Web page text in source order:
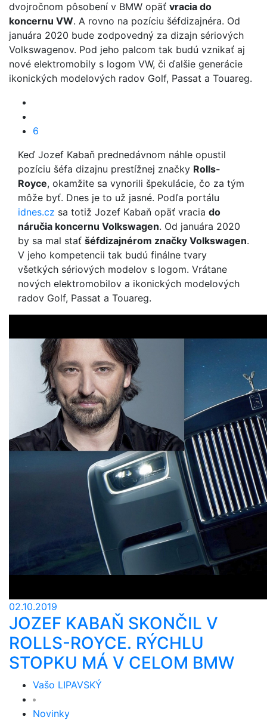
dvojročnom pôsobení v BMW opäť vracia do
koncernu VW. A rovno na pozíciu šéfdizajnéra. Od
januára 2020 bude zodpovedný za dizajn sériových
Volkswagenov. Pod jeho palcom tak budú vznikať aj
nové elektromobily s logom VW, či ďalšie generácie
ikonických modelových radov Golf, Passat a Touareg.
6
Keď Jozef Kabaň prednedávnom náhle opustil
pozíciu šéfa dizajnu prestížnej značky Rolls-
Royce, okamžite sa vynorili špekulácie, čo za tým
môže byť. Dnes je to už jasné. Podľa portálu
idnes.cz sa totiž Jozef Kabaň opäť vracia do
náručia koncernu Volkswagen. Od januára 2020
by sa mal stať šéfdizajnérom značky Volkswagen.
V jeho kompetencii tak budú finálne tvary
všetkých sériových modelov s logom. Vrátane
nových elektromobilov a ikonických modelových
radov Golf, Passat a Touareg.
02.10.2019
JOZEF KABAŇ SKONČIL V
ROLLS-ROYCE. RÝCHLU
STOPKU MÁ V CELOM BMW
Vašo LIPAVSKÝ
Novinky